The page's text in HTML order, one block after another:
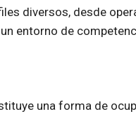
diversos, desde
entorno de
una forma de